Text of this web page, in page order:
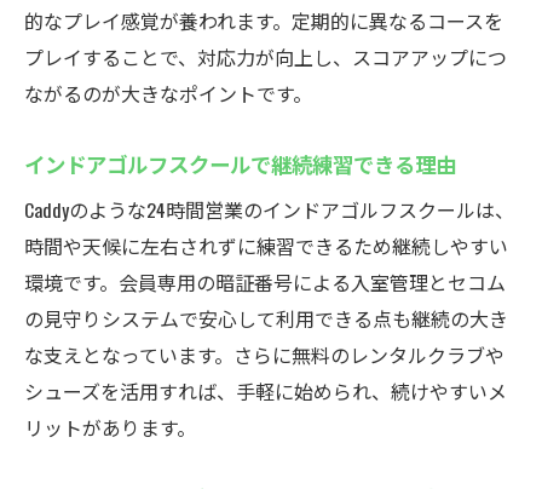
的なプレイ感覚が養われます。定期的に異なるコースを
プレイすることで、対応力が向上し、スコアアップにつ
ながるのが大きなポイントです。
インドアゴルフスクールで継続練習できる理由
Caddyのような24時間営業のインドアゴルフスクールは、
時間や天候に左右されずに練習できるため継続しやすい
環境です。会員専用の暗証番号による入室管理とセコム
の見守りシステムで安心して利用できる点も継続の大き
な支えとなっています。さらに無料のレンタルクラブや
シューズを活用すれば、手軽に始められ、続けやすいメ
リットがあります。